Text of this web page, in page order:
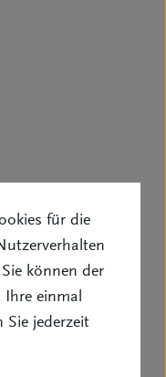
für die
können der
Ihre einmal
jederzeit